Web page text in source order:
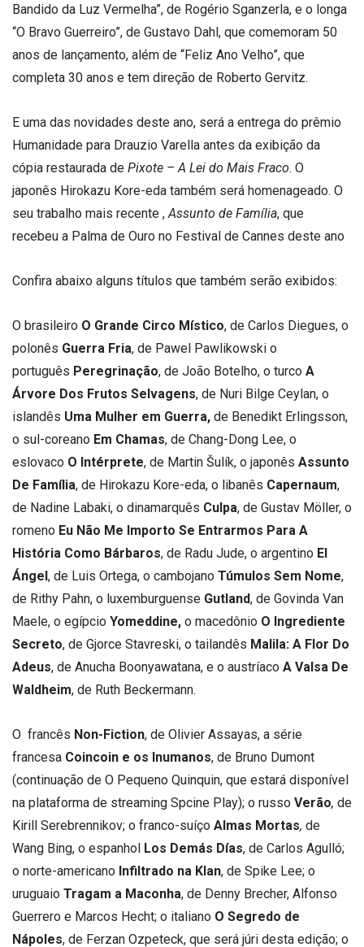
Bandido da Luz Vermelha”, de Rogério Sganzerla, e o longa
“O Bravo Guerreiro”, de Gustavo Dahl, que comemoram 50
anos de lançamento, além de “Feliz Ano Velho”, que
completa 30 anos e tem direção de Roberto Gervitz.
E uma das novidades deste ano, será a entrega do prêmio
Humanidade para Drauzio Varella antes da exibição da
cópia restaurada de Pixote – A Lei do Mais Fraco. O
japonês Hirokazu Kore-eda também será homenageado. O
seu trabalho mais recente , Assunto de Família, que
recebeu a Palma de Ouro no Festival de Cannes deste ano
Confira abaixo alguns títulos que também serão exibidos:
O brasileiro O Grande Circo Místico, de Carlos Diegues, o
polonês Guerra Fria, de Pawel Pawlikowski o
português Peregrinação, de João Botelho, o turco A
Árvore Dos Frutos Selvagens, de Nuri Bilge Ceylan, o
islandês Uma Mulher em Guerra, de Benedikt Erlingsson,
o sul-coreano Em Chamas, de Chang-Dong Lee, o
eslovaco O Intérprete, de Martin Šulík, o japonês Assunto
De Família, de Hirokazu Kore-eda, o libanês Capernaum,
de Nadine Labaki, o dinamarquês Culpa, de Gustav Möller, o
romeno Eu Não Me Importo Se Entrarmos Para A
História Como Bárbaros, de Radu Jude, o argentino El
Ángel, de Luis Ortega, o cambojano Túmulos Sem Nome,
de Rithy Pahn, o luxemburguense Gutland, de Govinda Van
Maele, o egípcio Yomeddine, o macedônio O Ingrediente
Secreto, de Gjorce Stavreski, o tailandês Malila: A Flor Do
Adeus, de Anucha Boonyawatana, e o austríaco A Valsa De
Waldheim, de Ruth Beckermann.
O francês Non-Fiction, de Olivier Assayas, a série
francesa Coincoin e os Inumanos, de Bruno Dumont
(continuação de O Pequeno Quinquin, que estará disponível
na plataforma de streaming Spcine Play); o russo Verão, de
Kirill Serebrennikov; o franco-suíço Almas Mortas, de
Wang Bing, o espanhol Los Demás Días, de Carlos Agulló;
o norte-americano Infiltrado na Klan, de Spike Lee; o
uruguaio Tragam a Maconha, de Denny Brecher, Alfonso
Guerrero e Marcos Hecht; o italiano O Segredo de
Nápoles, de Ferzan Ozpeteck, que será júri desta edição; o